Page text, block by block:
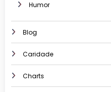
Humor
Blog
Caridade
Charts